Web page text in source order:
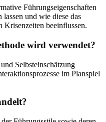
Führungseigenschaften
und wie diese das
Krisenzeiten beeinflussen.
wird verwendet?
Selbsteinschätzung
im Planspiel